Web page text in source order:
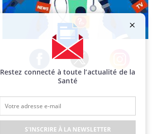
Facebook Twitter Instagram
Restez connecté à toute l’actualité de la
Santé
S'INSCRIRE À LA NEWSLETTER